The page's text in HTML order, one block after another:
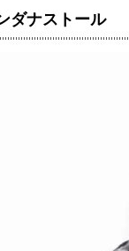
ダナストール